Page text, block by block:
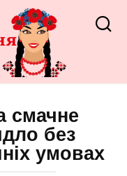
смачне
без
умовах